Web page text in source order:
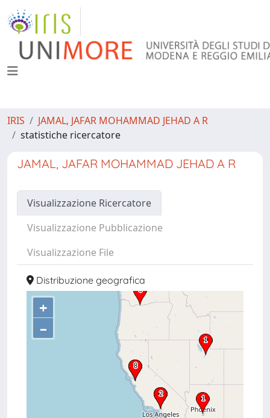
IRIS
JAMAL, JAFAR MOHAMMAD JEHAD A R
statistiche ricercatore
JAMAL, JAFAR MOHAMMAD JEHAD A R
Visualizzazione Ricercatore
Visualizzazione Pubblicazione
Visualizzazione File
Distribuzione geografica
+
–